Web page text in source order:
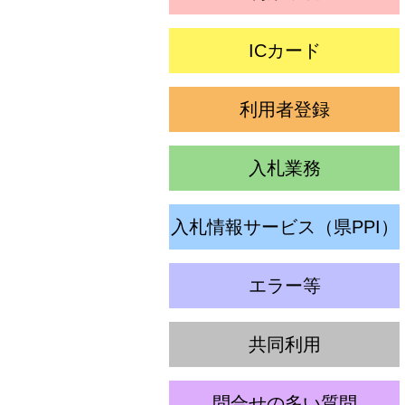
ICカード
利用者登録
入札業務
入札情報サービス（県PPI）
エラー等
共同利用